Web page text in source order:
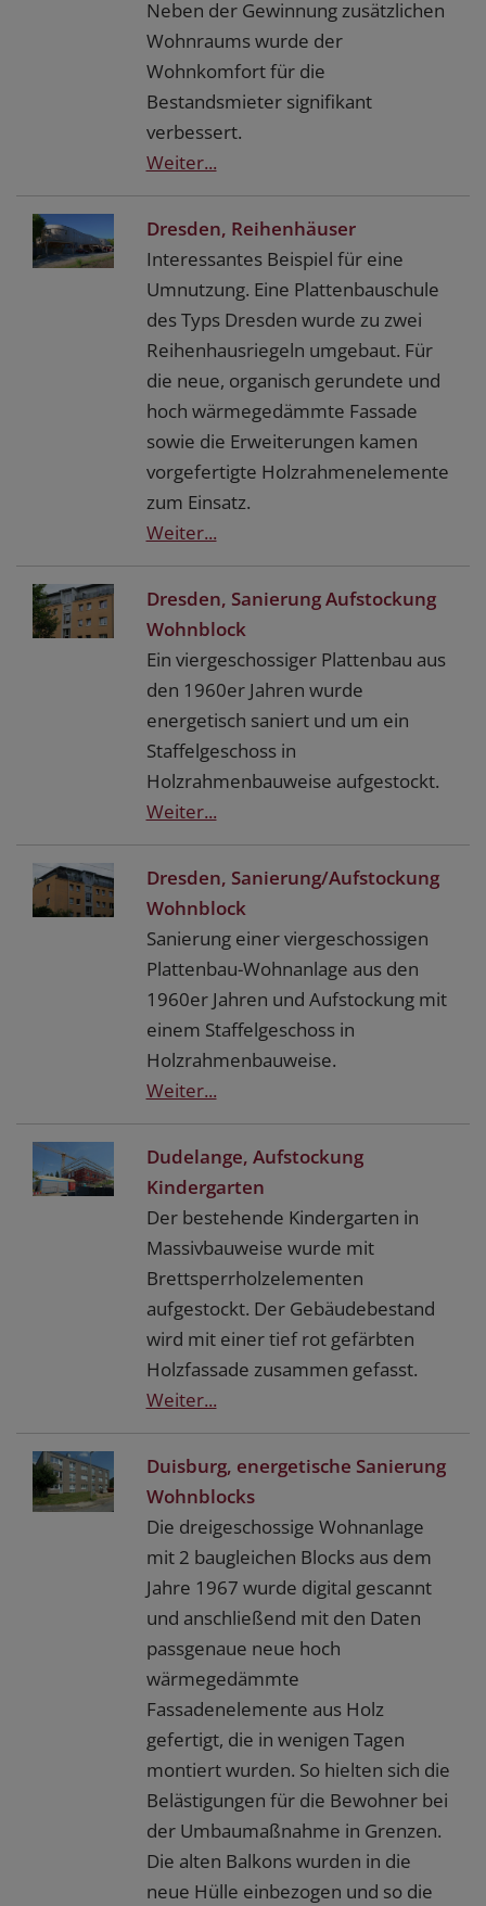
Neben der Gewinnung zusätzlichen
Wohnraums wurde der
Wohnkomfort für die
Bestandsmieter signifikant
verbessert.
Weiter...
Dresden, Reihenhäuser
Interessantes Beispiel für eine
Umnutzung. Eine Plattenbauschule
des Typs Dresden wurde zu zwei
Reihenhausriegeln umgebaut. Für
die neue, organisch gerundete und
hoch wärmegedämmte Fassade
sowie die Erweiterungen kamen
vorgefertigte Holzrahmenelemente
zum Einsatz.
Weiter...
Dresden, Sanierung Aufstockung
Wohnblock
Ein viergeschossiger Plattenbau aus
den 1960er Jahren wurde
energetisch saniert und um ein
Staffelgeschoss in
Holzrahmenbauweise aufgestockt.
Weiter...
Dresden, Sanierung/Aufstockung
Wohnblock
Sanierung einer viergeschossigen
Plattenbau-Wohnanlage aus den
1960er Jahren und Aufstockung mit
einem Staffelgeschoss in
Holzrahmenbauweise.
Weiter...
Dudelange, Aufstockung
Kindergarten
Der bestehende Kindergarten in
Massivbauweise wurde mit
Brettsperrholzelementen
aufgestockt. Der Gebäudebestand
wird mit einer tief rot gefärbten
Holzfassade zusammen gefasst.
Weiter...
Duisburg, energetische Sanierung
Wohnblocks
Die dreigeschossige Wohnanlage
mit 2 baugleichen Blocks aus dem
Jahre 1967 wurde digital gescannt
und anschließend mit den Daten
passgenaue neue hoch
wärmegedämmte
Fassadenelemente aus Holz
gefertigt, die in wenigen Tagen
montiert wurden. So hielten sich die
Belästigungen für die Bewohner bei
der Umbaumaßnahme in Grenzen.
Die alten Balkons wurden in die
neue Hülle einbezogen und so die